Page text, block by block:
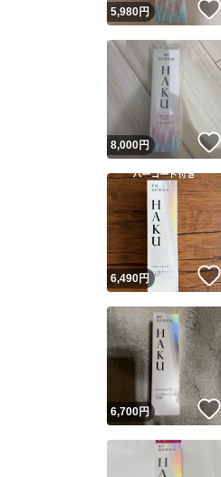
5,980円
8,000円
6,490円
6,700円